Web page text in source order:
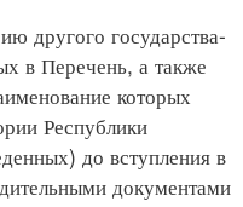
другого государства-
в Перечень, а также
которых
Республики
до вступления в
документами